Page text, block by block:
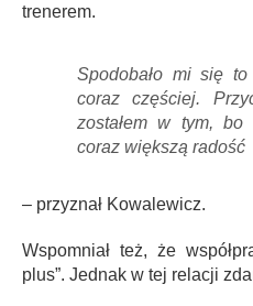
trenerem.
Spodobało mi się
coraz częściej.
zostałem w tym, bo
coraz większą radość
– przyznał Kowalewicz.
Wspomniał też, że
plus”. Jednak w tej relacji